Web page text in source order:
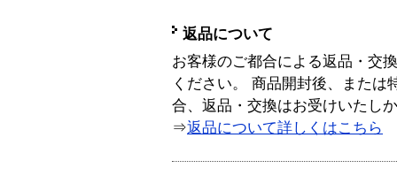
返品について
お客様のご都合による返品・交
ください。 商品開封後、または
合、返品・交換はお受けいたし
⇒返品について詳しくはこちら